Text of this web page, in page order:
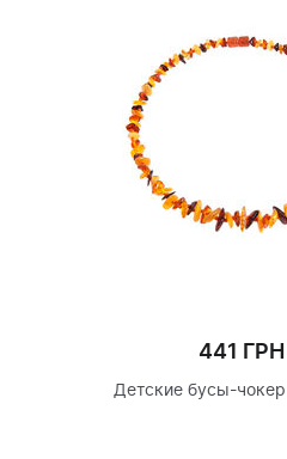
441 ГРН
Детские бусы-чокер